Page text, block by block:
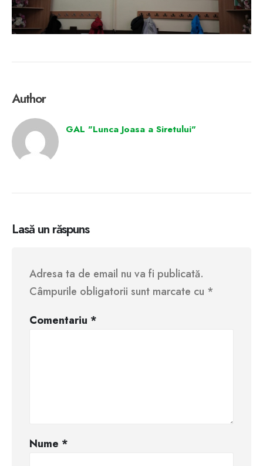
Author
GAL "Lunca Joasa a Siretului"
Lasă un răspuns
Adresa ta de email nu va fi publicată.
Câmpurile obligatorii sunt marcate cu *
Comentariu *
Nume *